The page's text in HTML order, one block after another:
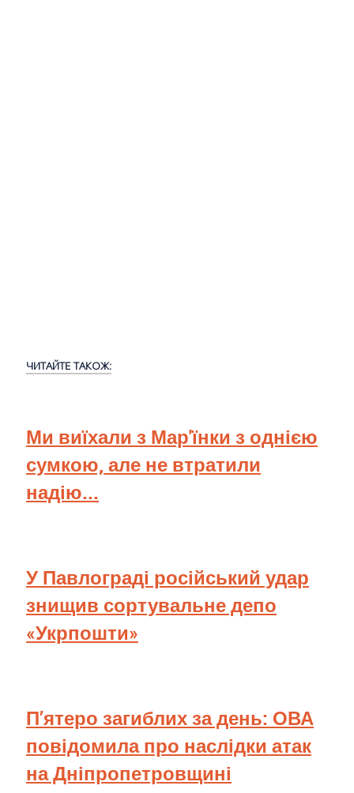
ЧИТАЙТЕ ТАКОЖ:
Ми виїхали з Мар'їнки з однією
сумкою, але не втратили
надію...
У Павлограді російський удар
знищив сортувальне депо
«Укрпошти»
П’ятеро загиблих за день: ОВА
повідомила про наслідки атак
на Дніпропетровщині